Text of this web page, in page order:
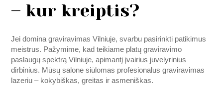
– kur kreiptis?
Jei domina graviravimas Vilniuje, svarbu pasirinkti patikimus
meistrus. Pažymime, kad teikiame platų graviravimo
paslaugų spektrą Vilniuje, apimantį įvairius juvelyrinius
dirbinius. Mūsų salone siūlomas profesionalus graviravimas
lazeriu – kokybiškas, greitas ir asmeniškas.